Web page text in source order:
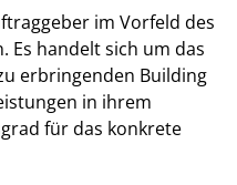
im Vorfeld des
Es handelt sich um das
erbringenden Building
in ihrem
für das konkrete